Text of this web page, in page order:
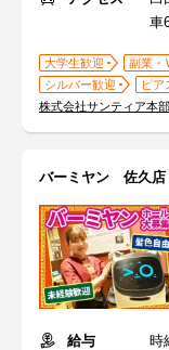
車
大学生歓迎 副業・
シルバー歓迎
ピア
株式会社サンティア本
バーミヤン 佐久店
給与
時